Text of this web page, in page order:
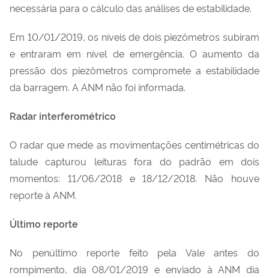
necessária para o cálculo das análises de estabilidade.
Em 10/01/2019, os níveis de dois piezômetros subiram
e entraram em nível de emergência. O aumento da
pressão dos piezômetros compromete a estabilidade
da barragem. A ANM não foi informada.
Radar interferométrico
O radar que mede as movimentações centimétricas do
talude capturou leituras fora do padrão em dois
momentos: 11/06/2018 e 18/12/2018. Não houve
reporte à ANM.
Último reporte
No penúltimo reporte feito pela Vale antes do
rompimento, dia 08/01/2019 e enviado à ANM dia